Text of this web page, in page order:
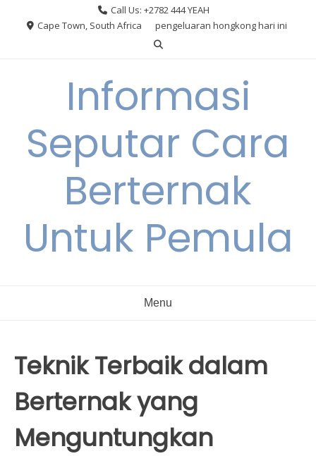
Call Us: +2782 444 YEAH
Cape Town, South Africa
pengeluaran hongkong hari ini
Informasi
Seputar Cara
Berternak
Untuk Pemula
Menu
Teknik Terbaik dalam
Berternak yang
Menguntungkan